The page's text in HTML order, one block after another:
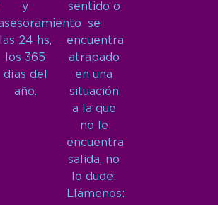
y
las 24 hs,
los 365
días del
año.
sentido o
se
encuentra
atrapado
en una
situación
a la que
no le
encuentra
salida, no
lo dude:
Llámenos: